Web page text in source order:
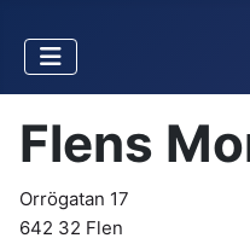
Flens
Orrögatan 17
642 32 Flen